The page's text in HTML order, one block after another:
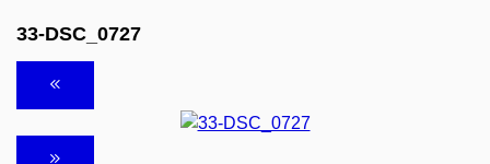
33-DSC_0727